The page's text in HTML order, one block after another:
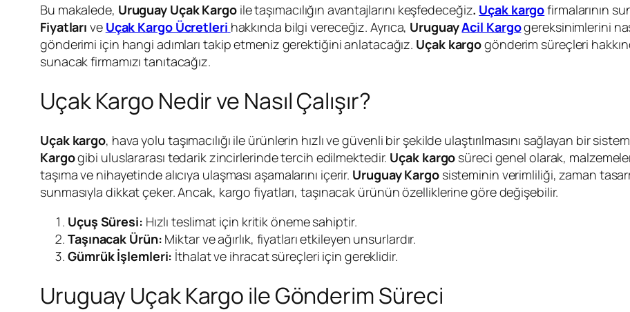
Bu makalede, Uruguay Uçak Kargoile taşımacılığın avantajlarını keşfedeceğiz. Uçak kargofirmalarının
Fiyatları ve Uçak Kargo Ücretleri hakkında bilgi vereceğiz. Ayrıca, UruguayAcil Kargogereksinimlerini
gönderimi için hangi adımları takip etmeniz gerektiğini anlatacağız. Uçak kargogönderim süreçleri
sunacak firmamızı tanıtacağız.
Uçak Kargo Nedir ve Nasıl Çalışır?
Uçak kargo, hava yolu taşımacılığı ile ürünlerin hızlı ve güvenli bir şekilde ulaştırılmasını sağlayan bir
Kargogibi uluslararası tedarik zincirlerinde tercih edilmektedir. Uçak kargo süreci genel olarak,
taşıma ve nihayetinde alıcıya ulaşması aşamalarını içerir. Uruguay Kargosisteminin verimliliği, zaman
sunmasıyla dikkat çeker. Ancak, kargo fiyatları, taşınacak ürünün özelliklerine göre değişebilir.
Uçuş Süresi: Hızlı teslimat için kritik öneme sahiptir.
Taşınacak Ürün: Miktar ve ağırlık, fiyatları etkileyen unsurlardır.
Gümrük İşlemleri: İthalat ve ihracat süreçleri için gereklidir.
Uruguay Uçak Kargo ile Gönderim Süreci